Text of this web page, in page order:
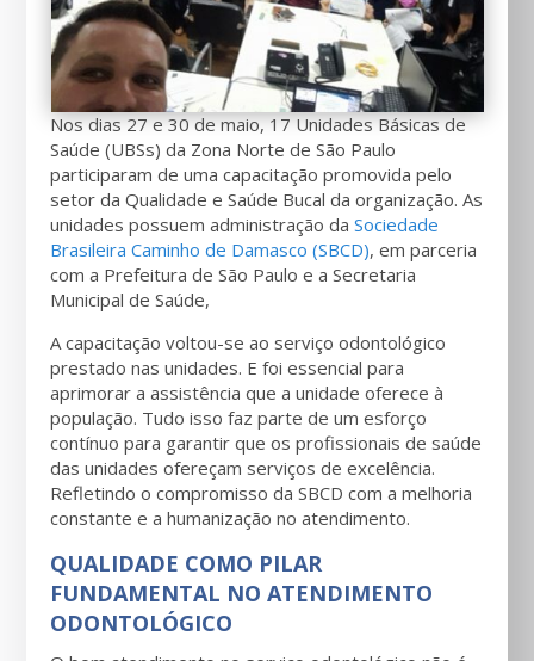
Nos dias 27 e 30 de maio, 17 Unidades Básicas de
Saúde (UBSs) da Zona Norte de São Paulo
participaram de uma capacitação promovida pelo
setor da Qualidade e Saúde Bucal da organização. As
unidades possuem administração daSociedade
Brasileira Caminho de Damasco (SBCD), em parceria
com a Prefeitura de São Paulo e a Secretaria
Municipal de Saúde,
A capacitação voltou-se ao serviço odontológico
prestado nas unidades. E foi essencial para
aprimorar a assistência que a unidade oferece à
população. Tudo isso faz parte de um esforço
contínuo para garantir que os profissionais de saúde
das unidades ofereçam serviços de excelência.
Refletindo o compromisso da SBCD com a melhoria
constante e a humanização no atendimento.
QUALIDADE COMO PILAR
FUNDAMENTAL NO ATENDIMENTO
ODONTOLÓGICO